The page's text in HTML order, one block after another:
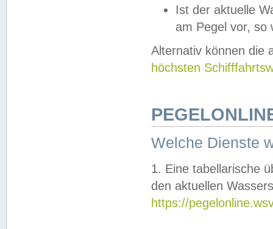
Ist der aktuelle
am Pegel vor,
Alternativ können die
höchsten
Welche Dienste
1. Eine tabellarische
den aktuellen
https://